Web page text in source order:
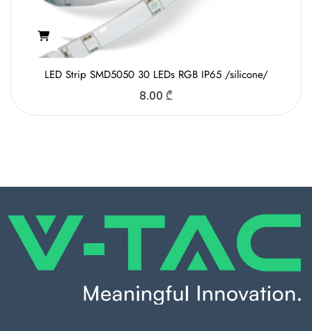
LED Strip SMD5050 30 LEDs RGB IP65 /silicone/
8.00 ₾